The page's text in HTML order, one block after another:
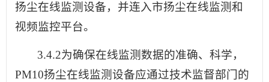
扬尘在线监测设备，并连入市扬尘在线监测和
视频监控平台。
3.4.2为确保在线监测数据的准确、科学，
PM10扬尘在线监测设备应通过技术监督部门的